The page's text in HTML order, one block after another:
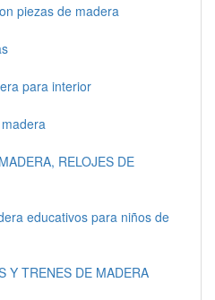
piezas de madera
para interior
RELOJES DE
educativos para niños de
Y TRENES DE MADERA